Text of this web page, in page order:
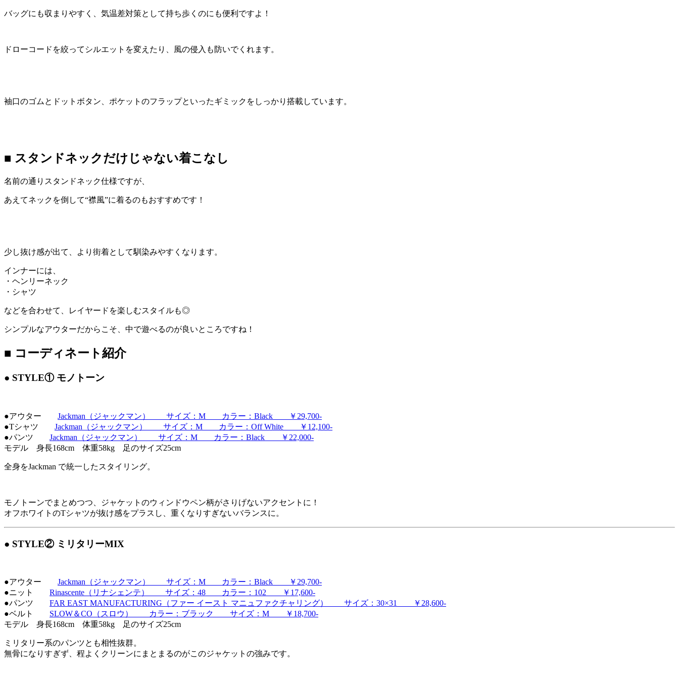
バッグにも収まりやすく、気温差対策として持ち歩くのにも便利ですよ！
ドローコードを絞ってシルエットを変えたり、風の侵入も防いでくれます。
袖口のゴムとドットボタン、ポケットのフラップといったギミックをしっかり搭載しています。
■ スタンドネックだけじゃない着こなし
名前の通りスタンドネック仕様ですが、
あえてネックを倒して“襟風”に着るのもおすすめです！
少し抜け感が出て、より街着として馴染みやすくなります。
インナーには、
・ヘンリーネック
・シャツ
などを合わせて、レイヤードを楽しむスタイルも◎
シンプルなアウターだからこそ、中で遊べるのが良いところですね！
■ コーディネート紹介
● STYLE① モノトーン
●アウター Jackman（ジャックマン） サイズ：M カラー：Black ￥29,700-
●Tシャツ Jackman（ジャックマン） サイズ：M カラー：Off White ￥12,100-
●パンツ Jackman（ジャックマン） サイズ：M カラー：Black ￥22,000-
モデル 身長168cm 体重58kg 足のサイズ25cm
全身をJackman で統一したスタイリング。
モノトーンでまとめつつ、ジャケットのウィンドウペン柄がさりげないアクセントに！
オフホワイトのTシャツが抜け感をプラスし、重くなりすぎないバランスに。
● STYLE② ミリタリーMIX
●アウター Jackman（ジャックマン） サイズ：M カラー：Black ￥29,700-
●ニット Rinascente（リナシェンテ） サイズ：48 カラー：102 ￥17,600-
●パンツ FAR EAST MANUFACTURING（ファー イースト マニュファクチャリング） サイズ：30×31 ￥28,600-
●ベルト SLOW＆CO（スロウ） カラー：ブラック サイズ：M ￥18,700-
モデル 身長168cm 体重58kg 足のサイズ25cm
ミリタリー系のパンツとも相性抜群。
無骨になりすぎず、程よくクリーンにまとまるのがこのジャケットの強みです。